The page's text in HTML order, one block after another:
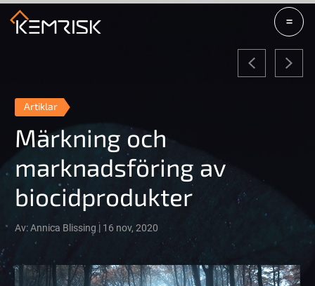
=
Artiklar
Märkning och
marknadsföring av
biocidprodukter
Av: Annica Blissing | 16 nov, 2020